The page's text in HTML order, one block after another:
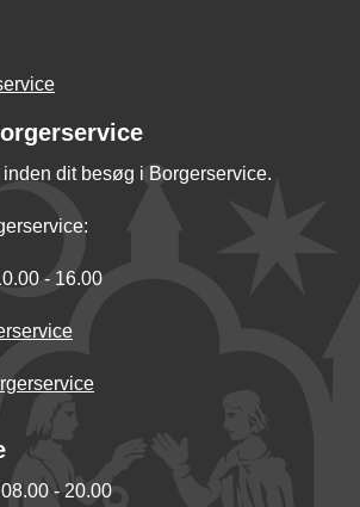
dit besøg i Borgerservice.
- 16.00
- 20.00